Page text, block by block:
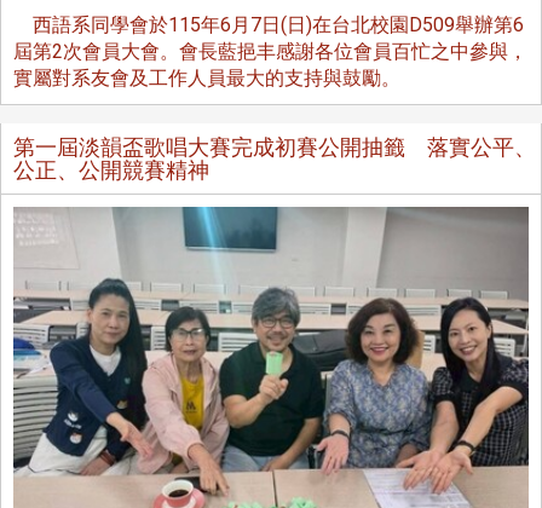
西語系同學會於115年6月7日(日)在台北校園D509舉辦第6
屆第2次會員大會。會長藍挹丰感謝各位會員百忙之中參與，
實屬對系友會及工作人員最大的支持與鼓勵。
第一屆淡韻盃歌唱大賽完成初賽公開抽籤 落實公平、
公正、公開競賽精神